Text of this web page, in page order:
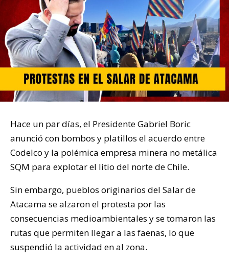
Hace un par días, el Presidente Gabriel Boric
anunció con bombos y platillos el acuerdo entre
Codelco y la polémica empresa minera no metálica
SQM para explotar el litio del norte de Chile.
Sin embargo, pueblos originarios del Salar de
Atacama se alzaron el protesta por las
consecuencias medioambientales y se tomaron las
rutas que permiten llegar a las faenas, lo que
suspendió la actividad en al zona.